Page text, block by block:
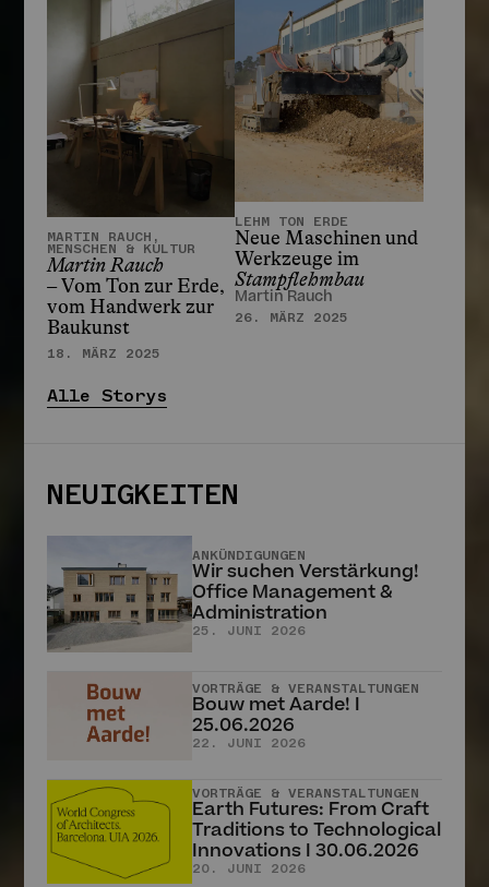
STORYS
MARTIN RAUCH,
Martin Rauch
– Vom Ton zur Erde,
vom Handwerk zur
Baukunst
18. MÄRZ 2025
Neue Maschinen und
Stampflehmbau
Martin Rauch
26. MÄRZ 2025
ANKÜNDIGUNGEN
Wir suchen Verstärkung!
Office Management &
MARTIN RAUCH,
MENSCHEN & KULTUR
Martin Rauch
– Vom Ton zur Erde,
vom Handwerk zur
Baukunst
18. MÄRZ 2025
LEHM TON ERDE
Neue Maschinen und
Werkzeuge im
Stampflehmbau
Martin Rauch
26. MÄRZ 2025
Alle Storys
NEUIGKEITEN
ANKÜNDIGUNGEN
Wir suchen Verstärkung!
Office Management &
Administration
25. JUNI 2026
VORTRÄGE & VERANSTALTUNGEN
Bouw met Aarde! I
25.06.2026
22. JUNI 2026
VORTRÄGE & VERANSTALTUNGEN
Earth Futures: From Craft
Traditions to Technological
Innovations I 30.06.2026
20. JUNI 2026